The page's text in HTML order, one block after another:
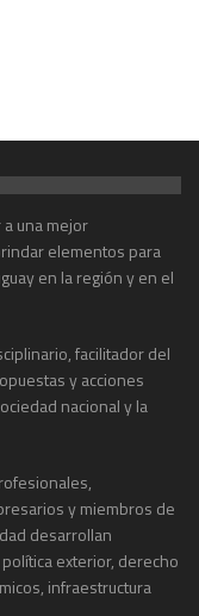
una mejor
elementos para
en la región y en el
facilitador del
y acciones
nacional y la
y miembros de
desarrollan
exterior, derecho
infraestructura